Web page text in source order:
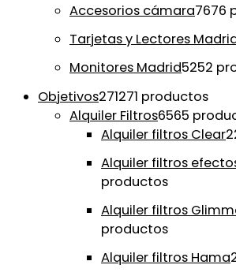
Accesorios cámara7676
Tarjetas y Lectores
Monitores Madrid5252
Objetivos271271 productos
Alquiler Filtros6565
Alquiler filtros Clear2
Alquiler filtros
productos
Alquiler filtros
productos
Alquiler filtros Hama